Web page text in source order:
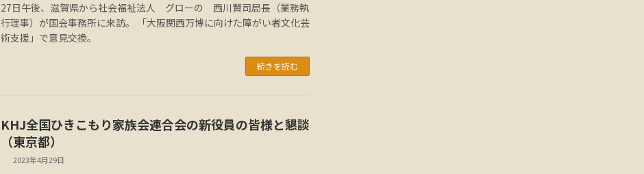
27日午後、滋賀県から社会福祉法人 グローの 西川賢司局長（業務執
行理事）が国会事務所に来訪。 「大阪関西万博に向けた障がい者文化芸
術支援」で意見交換。
続きを読む
KHJ全国ひきこもり家族会連合会の新役員の皆様と懇談
（東京都）
2023年4月29日